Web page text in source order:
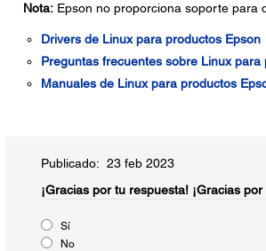
Nota:Epson no proporciona soporte para
Drivers de Linux para productos Epson
Preguntas frecuentes sobre Linux para
Manuales de Linux para productos
Publicado: 23 feb 2023
¡Gracias por tu respuesta! ¡Gracias
Sí
No